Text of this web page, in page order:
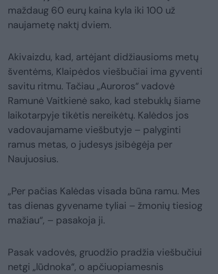
maždaug 60 eurų kaina kyla iki 100 už
naujametę naktį dviem.
Akivaizdu, kad, artėjant didžiausioms metų
šventėms, Klaipėdos viešbučiai ima gyventi
savitu ritmu. Tačiau „Auroros“ vadovė
Ramunė Vaitkienė sako, kad stebuklų šiame
laikotarpyje tikėtis nereikėtų. Kalėdos jos
vadovaujamame viešbutyje – palyginti
ramus metas, o judesys įsibėgėja per
Naujuosius.
„Per pačias Kalėdas visada būna ramu. Mes
tas dienas gyvename tyliai – žmonių tiesiog
mažiau“, – pasakoja ji.
Pasak vadovės, gruodžio pradžia viešbučiui
netgi „lūdnoka“, o apčiuopiamesnis